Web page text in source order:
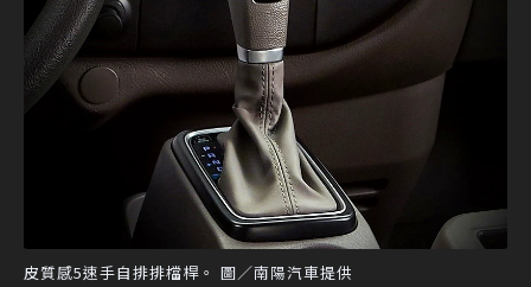
皮質感5速手自排排檔桿。 圖／南陽汽車提供